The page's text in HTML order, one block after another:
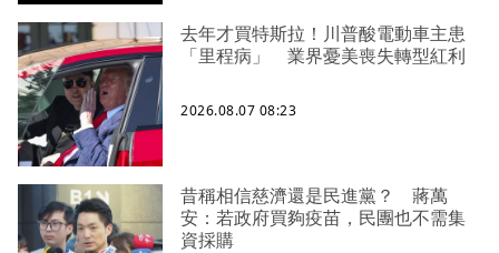
去年才買特斯拉！川普酸電動車主患
「里程病」 業界憂美喪失轉型紅利
2026.08.07 08:23
昔稱相信慈濟還是民進黨？ 蔣萬
安：若政府買夠疫苗，民團也不需集
資採購